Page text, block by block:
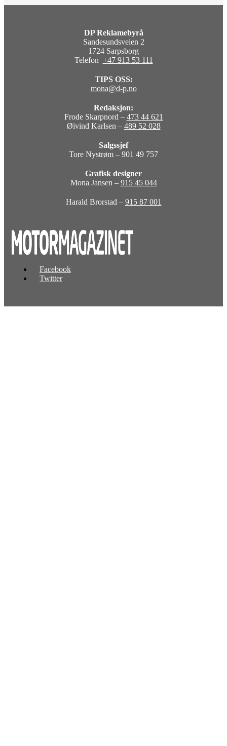
DP Reklamebyrå
Sandesundsveien 2
1724 Sarpsborg
Telefon +47 913 53 111
TIPS OSS:
mona@d-p.no
Redaksjon:
Frode Skarpnord – 473 44 621
Øivind Karlsen – 489 52 028
Salgssjef
Tore Nystrøm – 901 49 757
Grafisk designer
Mona Jansen – 915 45 044
Harald Brorstad – 915 87 001
Facebook
Twitter